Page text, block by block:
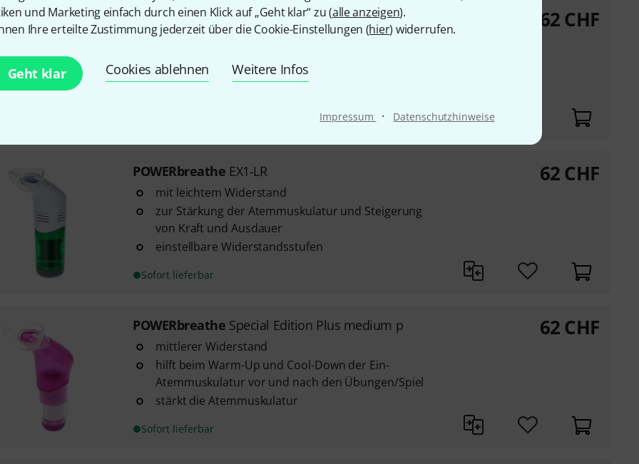
und Marketing einfach durch einen Klick auf „Geht klar“ zu (alle anzeigen).
Ihre erteilte Zustimmung jederzeit über die Cookie-Einstellungen (hier) widerrufen.
Geht klar Cookies ablehnen Weitere Infos
Impressum · Datenschutzhinweise
POWERbreatheEX1-HR
mit leichtem Widerstand
von Kraft und Ausdauer
62CHF
POWERbreathe EX1-LR
mit leichtem Widerstand
zur Stärkung der Atemmuskulatur und Steigerung
von Kraft und Ausdauer
einstellbare Widerstandsstufen
Sofort lieferbar
62CHF
POWERbreathe Special Edition Plus medium p
mittlerer Widerstand
hilft beim Warm-Up und Cool-Down der Ein-
Atemmuskulatur vor und nach den Übungen/Spiel
stärkt die Atemmuskulatur
Sofort lieferbar
62CHF